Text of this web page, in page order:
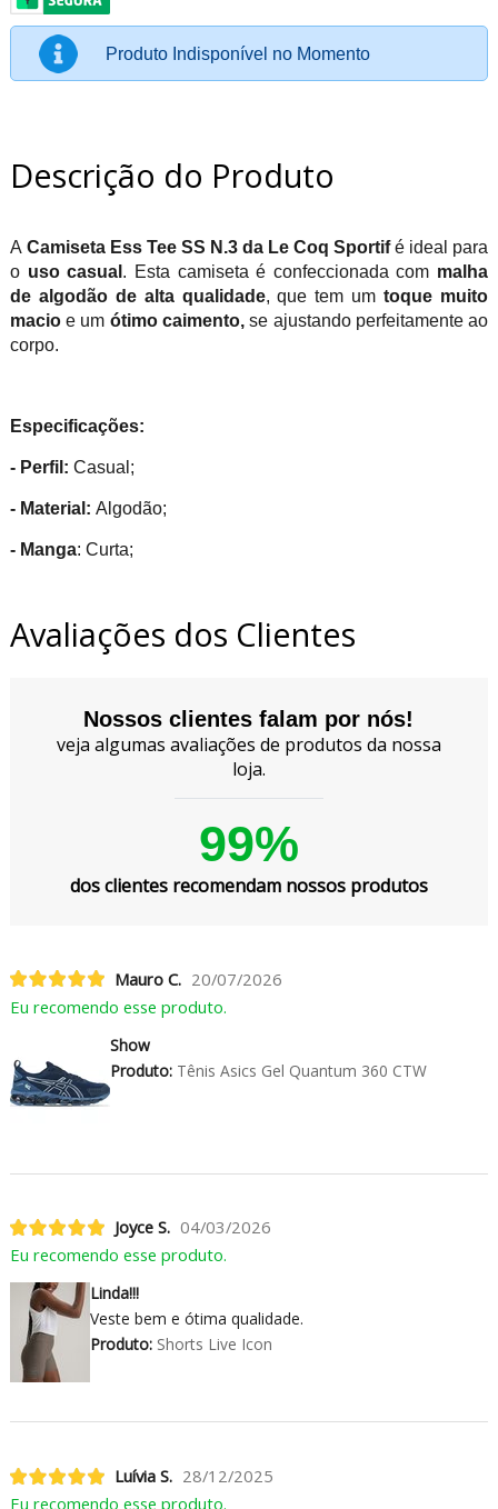
Produto Indisponível no Momento
Descrição do Produto
A Camiseta Ess Tee SS N.3 da Le Coq Sportifé ideal para
o uso casual . Esta camiseta é confeccionada com malha
de algodão de alta qualidade, que tem umtoque muito
macioe um ótimo caimento, se ajustando perfeitamente ao
corpo.
Especificações:
- Perfil: Casual;
- Material: Algodão;
- Manga: Curta;
Avaliações dos Clientes
Nossos clientes falam por nós!
veja algumas avaliações de produtos da nossa
loja.
99%
dos clientes recomendam nossos produtos
Mauro C. 20/07/2026
Eu recomendo esse produto.
Show
Produto:Tênis Asics Gel Quantum 360 CTW
Joyce S. 04/03/2026
Eu recomendo esse produto.
Linda!!!
Veste bem e ótima qualidade.
Produto:Shorts Live Icon
Luívia S. 28/12/2025
Eu recomendo esse produto.